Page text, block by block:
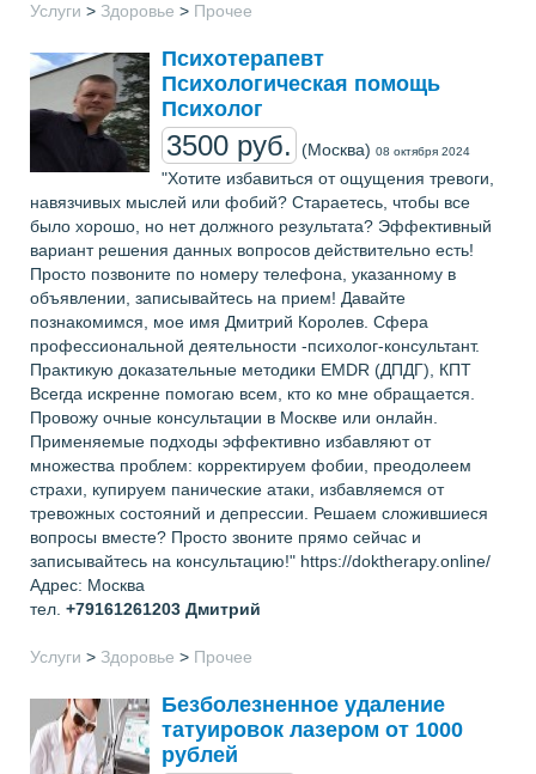
Услуги > Здоровье > Прочее
Психотерапевт
Психологическая помощь
Психолог
3500 руб. (Москва) 08 октября 2024
"Хотите избавиться от ощущения тревоги,
навязчивых мыслей или фобий? Стараетесь, чтобы все
было хорошо, но нет должного результата? Эффективный
вариант решения данных вопросов действительно есть!
Просто позвоните по номеру телефона, указанному в
объявлении, записывайтесь на прием! Давайте
познакомимся, мое имя Дмитрий Королев. Сфера
профессиональной деятельности -психолог-консультант.
Практикую доказательные методики EMDR (ДПДГ), КПТ
Всегда искренне помогаю всем, кто ко мне обращается.
Провожу очные консультации в Москве или онлайн.
Применяемые подходы эффективно избавляют от
множества проблем: корректируем фобии, преодолеем
страхи, купируем панические атаки, избавляемся от
тревожных состояний и депрессии. Решаем сложившиеся
вопросы вместе? Просто звоните прямо сейчас и
записывайтесь на консультацию!" https://doktherapy.online/
Адрес: Москва
тел. +79161261203 Дмитрий
Услуги > Здоровье > Прочее
Безболезненное удаление
татуировок лазером от 1000
рублей